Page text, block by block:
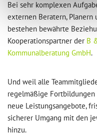
Bei sehr komplexen
externen Beratern, Planern
bestehen bewährte
Kooperationspartner der B
Kommunalberatung GmbH.
Und weil alle
regelmäßige
neue Leistungsangebote,
sicherer Umgang mit den
hinzu.